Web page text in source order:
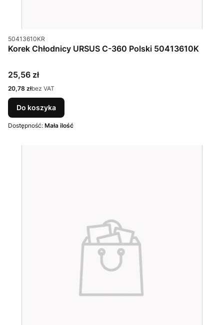
Kod produktu
50413610KR
Korek Chłodnicy URSUS C-360 Polski 50413610K
Cena
25,56 zł
Cena
20,78 złbez VAT
Do koszyka
Dostępność: Mała ilość